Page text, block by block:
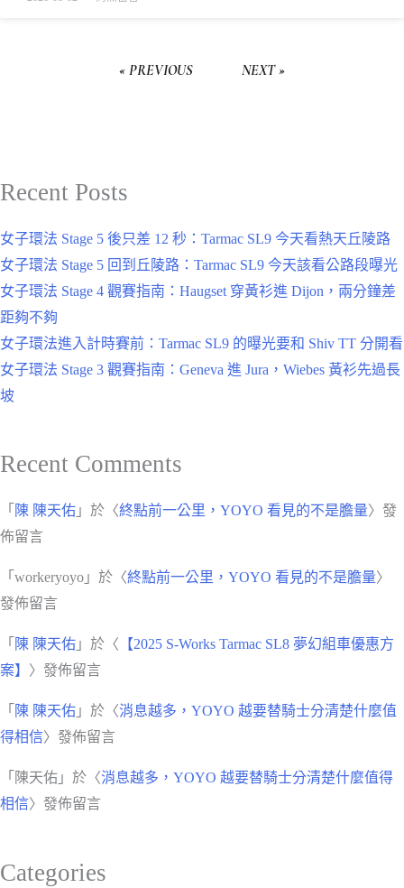
« PREVIOUS NEXT »
Recent Posts
女子環法 Stage 5 後只差 12 秒：Tarmac SL9 今天看熱天丘陵路
女子環法 Stage 5 回到丘陵路：Tarmac SL9 今天該看公路段曝光
女子環法 Stage 4 觀賽指南：Haugset 穿黃衫進 Dijon，兩分鐘差
距夠不夠
女子環法進入計時賽前：Tarmac SL9 的曝光要和 Shiv TT 分開看
女子環法 Stage 3 觀賽指南：Geneva 進 Jura，Wiebes 黃衫先過長
坡
Recent Comments
「 陳 陳天佑 」於〈終點前一公里，YOYO 看見的不是膽量〉發
佈留言
「 workeryoyo 」於〈終點前一公里，YOYO 看見的不是膽量〉
發佈留言
「 陳 陳天佑 」於〈
【2025 S-Works Tarmac SL8 夢幻組車優惠方
案】
〉發佈留言
「 陳 陳天佑 」於〈消息越多，YOYO 越要替騎士分清楚什麼值
得相信〉發佈留言
「 陳天佑 」於〈消息越多，YOYO 越要替騎士分清楚什麼值得
相信〉發佈留言
Categories